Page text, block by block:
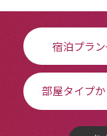
宿泊プラ
部屋タイプ